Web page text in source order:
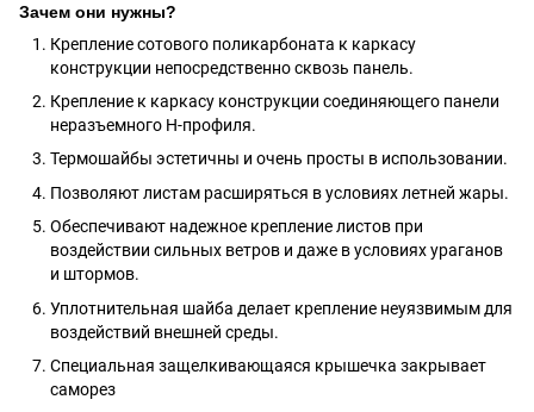
Зачем они нужны?
Крепление сотового поликарбоната к каркасу
конструкции непосредственно сквозь панель.
Крепление к каркасу конструкции соединяющего панели
неразъемного Н-профиля.
Термошайбы эстетичны и очень просты в использовании.
Позволяют листам расширяться в условиях летней жары.
Обеспечивают надежное крепление листов при
воздействии сильных ветров и даже в условиях ураганов
и штормов.
Уплотнительная шайба делает крепление неуязвимым для
воздействий внешней среды.
Специальная защелкивающаяся крышечка закрывает
саморез